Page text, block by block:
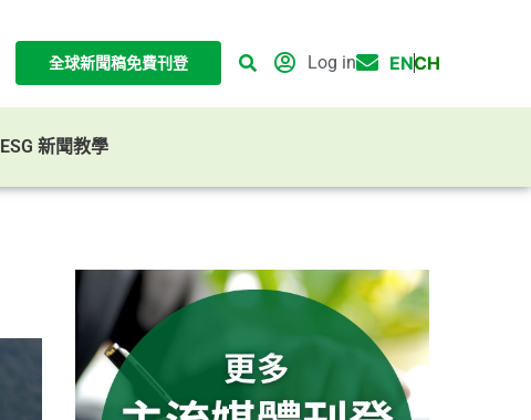
全球新聞稿免費刊登 Log in ENCH
ESG 新聞教學